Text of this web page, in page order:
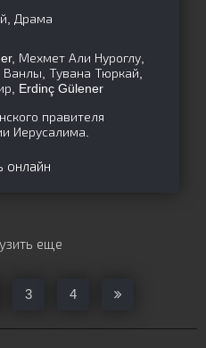
Драма
Мехмет Али Нуроглу,
Тувана Тюркай,
Erdinç Gülener
правителя
Иерусалима.
онлайн
еще
3 4